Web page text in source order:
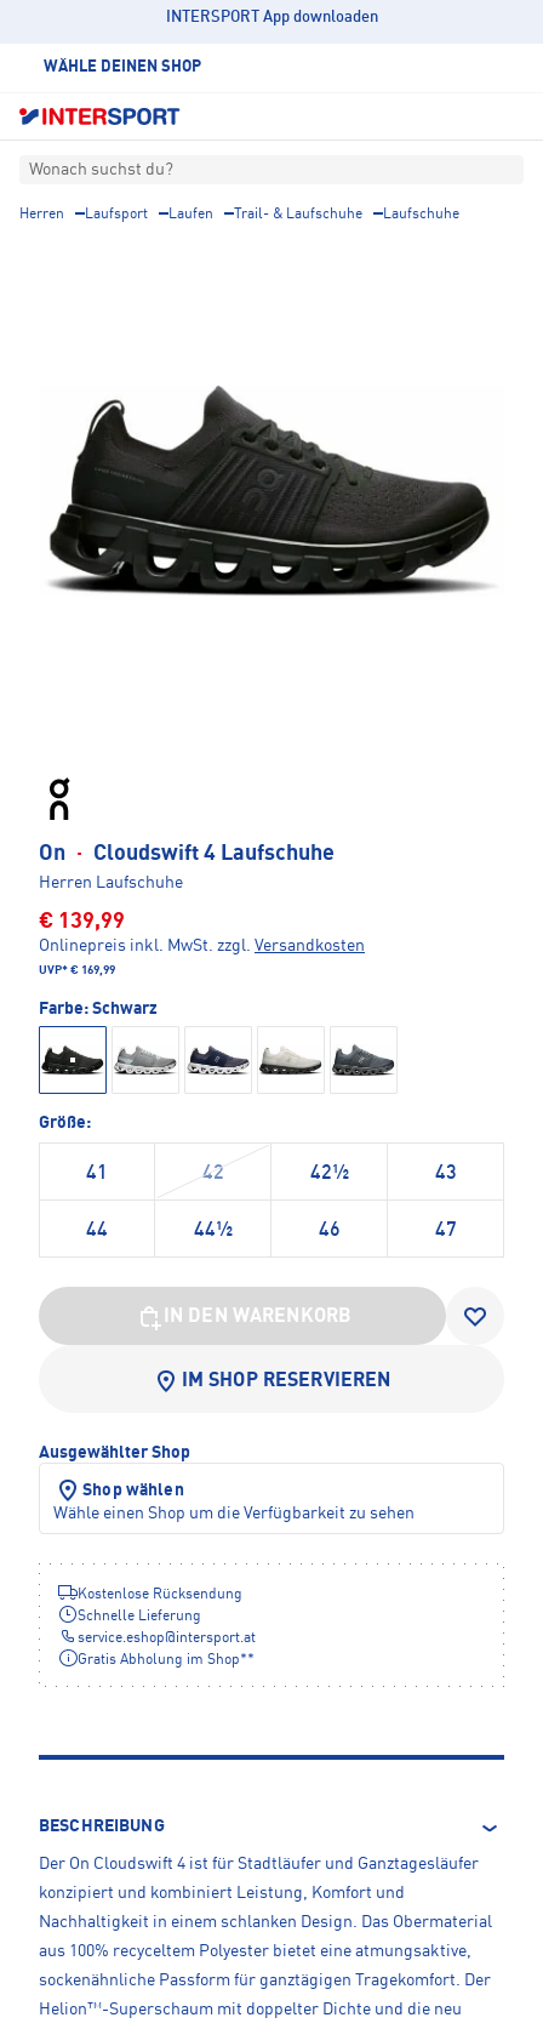
INTERSPORT App downloaden
WÄHLE DEINEN SHOP
Wonach suchst du?
Herren Laufsport Laufen Trail- & Laufschuhe Laufschuhe
On · Cloudswift 4 Laufschuhe
Herren Laufschuhe
€ 139,99
Onlinepreis inkl. MwSt. zzgl. Versandkosten
UVP* € 169,99
Farbe: Schwarz
Größe:
41 42 42½ 43
44 44½ 46 47
IN DEN WARENKORB
IM SHOP RESERVIEREN
Ausgewählter Shop
Shop wählen
Wähle einen Shop um die Verfügbarkeit zu sehen
Kostenlose Rücksendung
Schnelle Lieferung
service.eshop@intersport.at
Gratis Abholung im Shop**
BESCHREIBUNG
Der On Cloudswift 4 ist für Stadtläufer und Ganztagesläufer
konzipiert und kombiniert Leistung, Komfort und
Nachhaltigkeit in einem schlanken Design. Das Obermaterial
aus 100% recyceltem Polyester bietet eine atmungsaktive,
sockenähnliche Passform für ganztägigen Tragekomfort. Der
Helion™-Superschaum mit doppelter Dichte und die neu